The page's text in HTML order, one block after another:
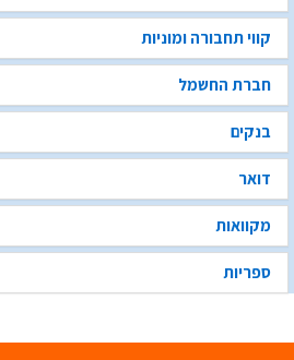
קווי תחבורה ומוניות
חברת החשמל
בנקים
דואר
מקוואות
ספריות